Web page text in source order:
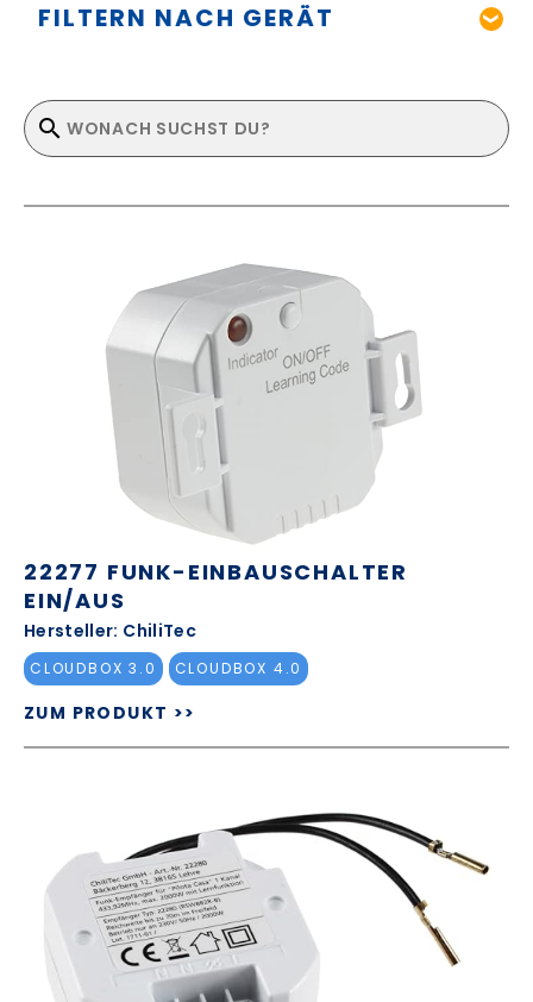
FILTERN NACH GERÄT
22277 FUNK-EINBAUSCHALTER
EIN/AUS
Hersteller: ChiliTec
CLOUDBOX 3.0 CLOUDBOX 4.0
ZUM PRODUKT >>